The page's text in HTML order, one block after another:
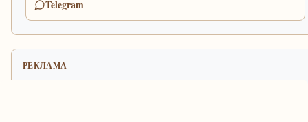
Telegram
РЕКЛАМА